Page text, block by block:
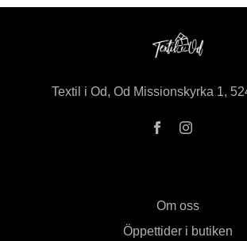
Textil i Od, Od Missionskyrka 1,
Om oss
Öppettider i butiken